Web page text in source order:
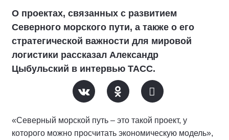
О проектах, связанных с развитием
Северного морского пути, а также о его
стратегической важности для мировой
логистики рассказал Александр
Цыбульский в интервью ТАСС.
«Северный морской путь – это такой проект, у
которого можно просчитать экономическую модель»,